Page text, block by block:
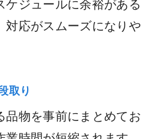
ケジュールに余裕がある
対応がスムーズになりや
取り
品物を事前にまとめてお